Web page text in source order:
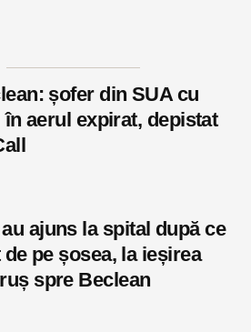
șofer din SUA cu
aerul expirat, depistat
ajuns la spital după ce
pe șosea, la ieșirea
spre Beclean